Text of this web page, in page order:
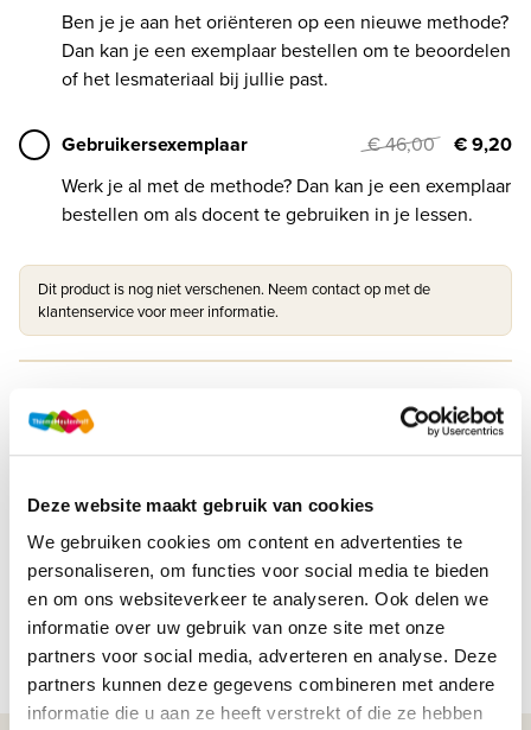
Deze website maakt gebruik van cookies
We gebruiken cookies om content en advertenties te
personaliseren, om functies voor social media te bieden
en om ons websiteverkeer te analyseren. Ook delen we
informatie over uw gebruik van onze site met onze
partners voor social media, adverteren en analyse. Deze
partners kunnen deze gegevens combineren met andere
informatie die u aan ze heeft verstrekt of die ze hebben
Ben je je aan het oriënteren op een nieuwe methode?
Dan kan je een exemplaar bestellen om te beoordelen
of het lesmateriaal bij jullie past.
Gebruikersexemplaar € 46,00
€ 9,20
Werk je al met de methode? Dan kan je een exemplaar
bestellen om als docent te gebruiken in je lessen.
Dit product is nog niet verschenen. Neem contact op met de
klantenservice voor meer informatie.
Druk
Soort uitgave
Online + boek VO
ISBN
9789006682632